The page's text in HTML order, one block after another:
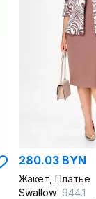
280.03 BYN
Жакет, Платье
Swallow 944.1